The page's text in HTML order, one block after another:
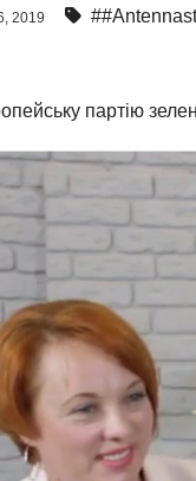
2019
партію